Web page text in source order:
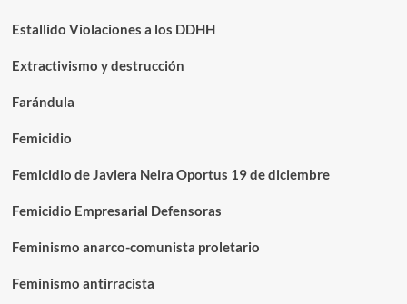
Estallido Violaciones a los DDHH
Extractivismo y destrucción
Farándula
Femicidio
Femicidio de Javiera Neira Oportus 19 de diciembre
Femicidio Empresarial Defensoras
Feminismo anarco-comunista proletario
Feminismo antirracista